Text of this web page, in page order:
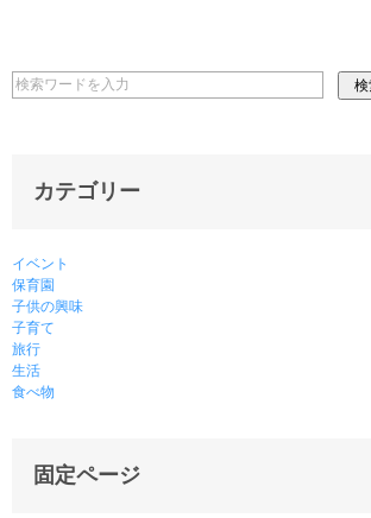
カテゴリー
イベント
保育園
子供の興味
子育て
旅行
生活
食べ物
固定ページ